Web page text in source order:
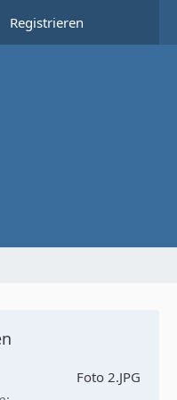
Registrieren
Foto 2.JPG